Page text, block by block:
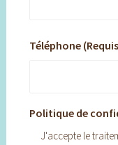
Téléphone
Politique de
J'accepte le